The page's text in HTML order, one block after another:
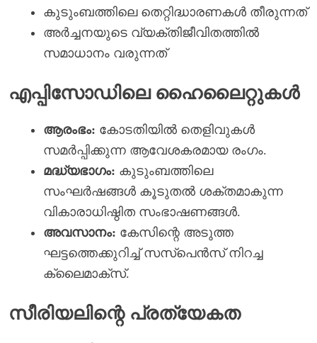
കുടുംബത്തിലെ തെറ്റിദ്ധാരണകൾ തീരുന്നത്
അർച്ചനയുടെ വ്യക്തിജീവിതത്തിൽ
സമാധാനം വരുന്നത്
എപ്പിസോഡിലെ ഹൈലൈറ്റുകൾ
ആരംഭം: കോടതിയിൽ തെളിവുകൾ
സമർപ്പിക്കുന്ന ആവേശകരമായ രംഗം.
മദ്ധ്യഭാഗം: കുടുംബത്തിലെ
സംഘർഷങ്ങൾ കൂടുതൽ ശക്തമാകുന്ന
വികാരാധിഷ്ഠിത സംഭാഷണങ്ങൾ.
അവസാനം: കേസിന്റെ അടുത്ത
ഘട്ടത്തെക്കുറിച്ച് സസ്പെൻസ് നിറച്ച
ക്ലൈമാക്സ്.
സീരിയലിന്റെ പ്രത്യേകത